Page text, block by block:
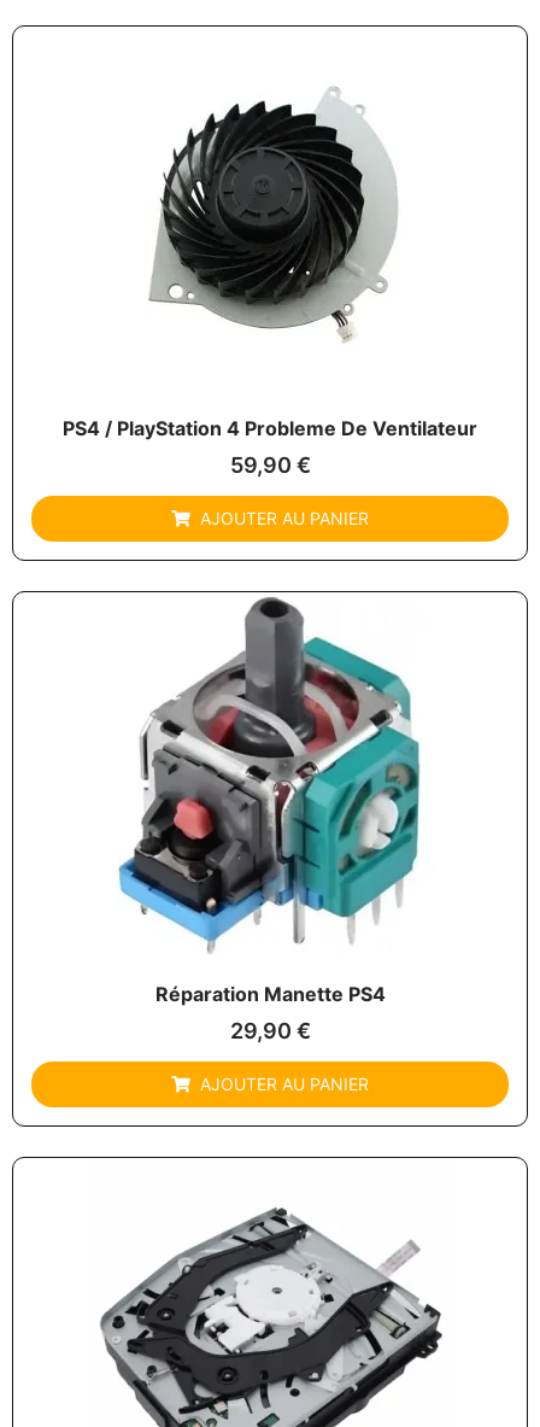
PS4 / PlayStation 4 Probleme De Ventilateur
59,90 €
AJOUTER AU PANIER
Réparation Manette PS4
29,90 €
AJOUTER AU PANIER